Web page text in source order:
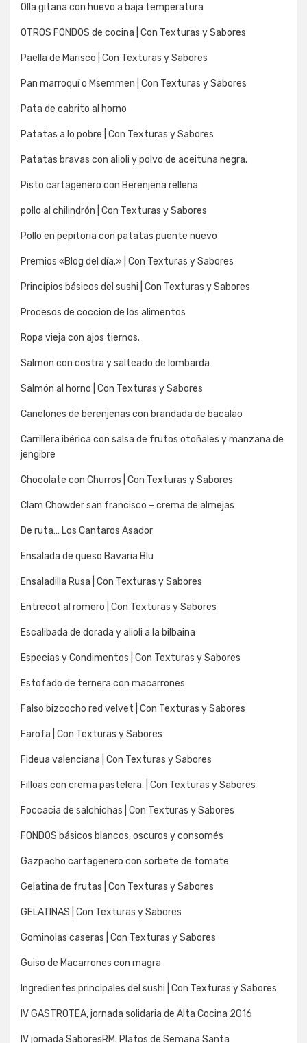
Olla gitana con huevo a baja temperatura
OTROS FONDOS de cocina | Con Texturas y Sabores
Paella de Marisco | Con Texturas y Sabores
Pan marroquí o Msemmen | Con Texturas y Sabores
Pata de cabrito al horno
Patatas a lo pobre | Con Texturas y Sabores
Patatas bravas con alioli y polvo de aceituna negra.
Pisto cartagenero con Berenjena rellena
pollo al chilindrón | Con Texturas y Sabores
Pollo en pepitoria con patatas puente nuevo
Premios «Blog del día.» | Con Texturas y Sabores
Principios básicos del sushi | Con Texturas y Sabores
Procesos de coccion de los alimentos
Ropa vieja con ajos tiernos.
Salmon con costra y salteado de lombarda
Salmón al horno | Con Texturas y Sabores
Canelones de berenjenas con brandada de bacalao
Carrillera ibérica con salsa de frutos otoñales y manzana de
jengibre
Chocolate con Churros | Con Texturas y Sabores
Clam Chowder san francisco – crema de almejas
De ruta… Los Cantaros Asador
Ensalada de queso Bavaria Blu
Ensaladilla Rusa | Con Texturas y Sabores
Entrecot al romero | Con Texturas y Sabores
Escalibada de dorada y alioli a la bilbaina
Especias y Condimentos | Con Texturas y Sabores
Estofado de ternera con macarrones
Falso bizcocho red velvet | Con Texturas y Sabores
Farofa | Con Texturas y Sabores
Fideua valenciana | Con Texturas y Sabores
Filloas con crema pastelera. | Con Texturas y Sabores
Foccacia de salchichas | Con Texturas y Sabores
FONDOS básicos blancos, oscuros y consomés
Gazpacho cartagenero con sorbete de tomate
Gelatina de frutas | Con Texturas y Sabores
GELATINAS | Con Texturas y Sabores
Gominolas caseras | Con Texturas y Sabores
Guiso de Macarrones con magra
Ingredientes principales del sushi | Con Texturas y Sabores
IV GASTROTEA, jornada solidaria de Alta Cocina 2016
IV jornada SaboresRM. Platos de Semana Santa